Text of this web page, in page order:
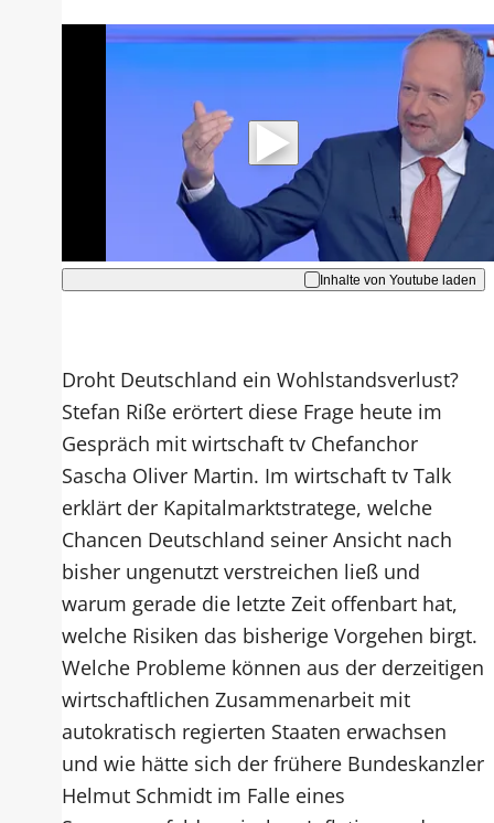
Mit der Wiedergabe dieses Videos
werden Daten an Youtube übertragen.
Hinweise dazu erhalten Sie in der
Datenschutzerklärung
Akzeptieren
Inhalte von Youtube laden
Droht Deutschland ein Wohlstandsverlust?
Stefan Riße erörtert diese Frage heute im
Gespräch mit wirtschaft tv Chefanchor
Sascha Oliver Martin. Im wirtschaft tv Talk
erklärt der Kapitalmarktstratege, welche
Chancen Deutschland seiner Ansicht nach
bisher ungenutzt verstreichen ließ und
warum gerade die letzte Zeit offenbart hat,
welche Risiken das bisherige Vorgehen birgt.
Welche Probleme können aus der derzeitigen
wirtschaftlichen Zusammenarbeit mit
autokratisch regierten Staaten erwachsen
und wie hätte sich der frühere Bundeskanzler
Helmut Schmidt im Falle eines